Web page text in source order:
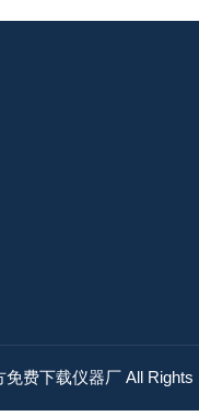
免费下载仪器厂 All